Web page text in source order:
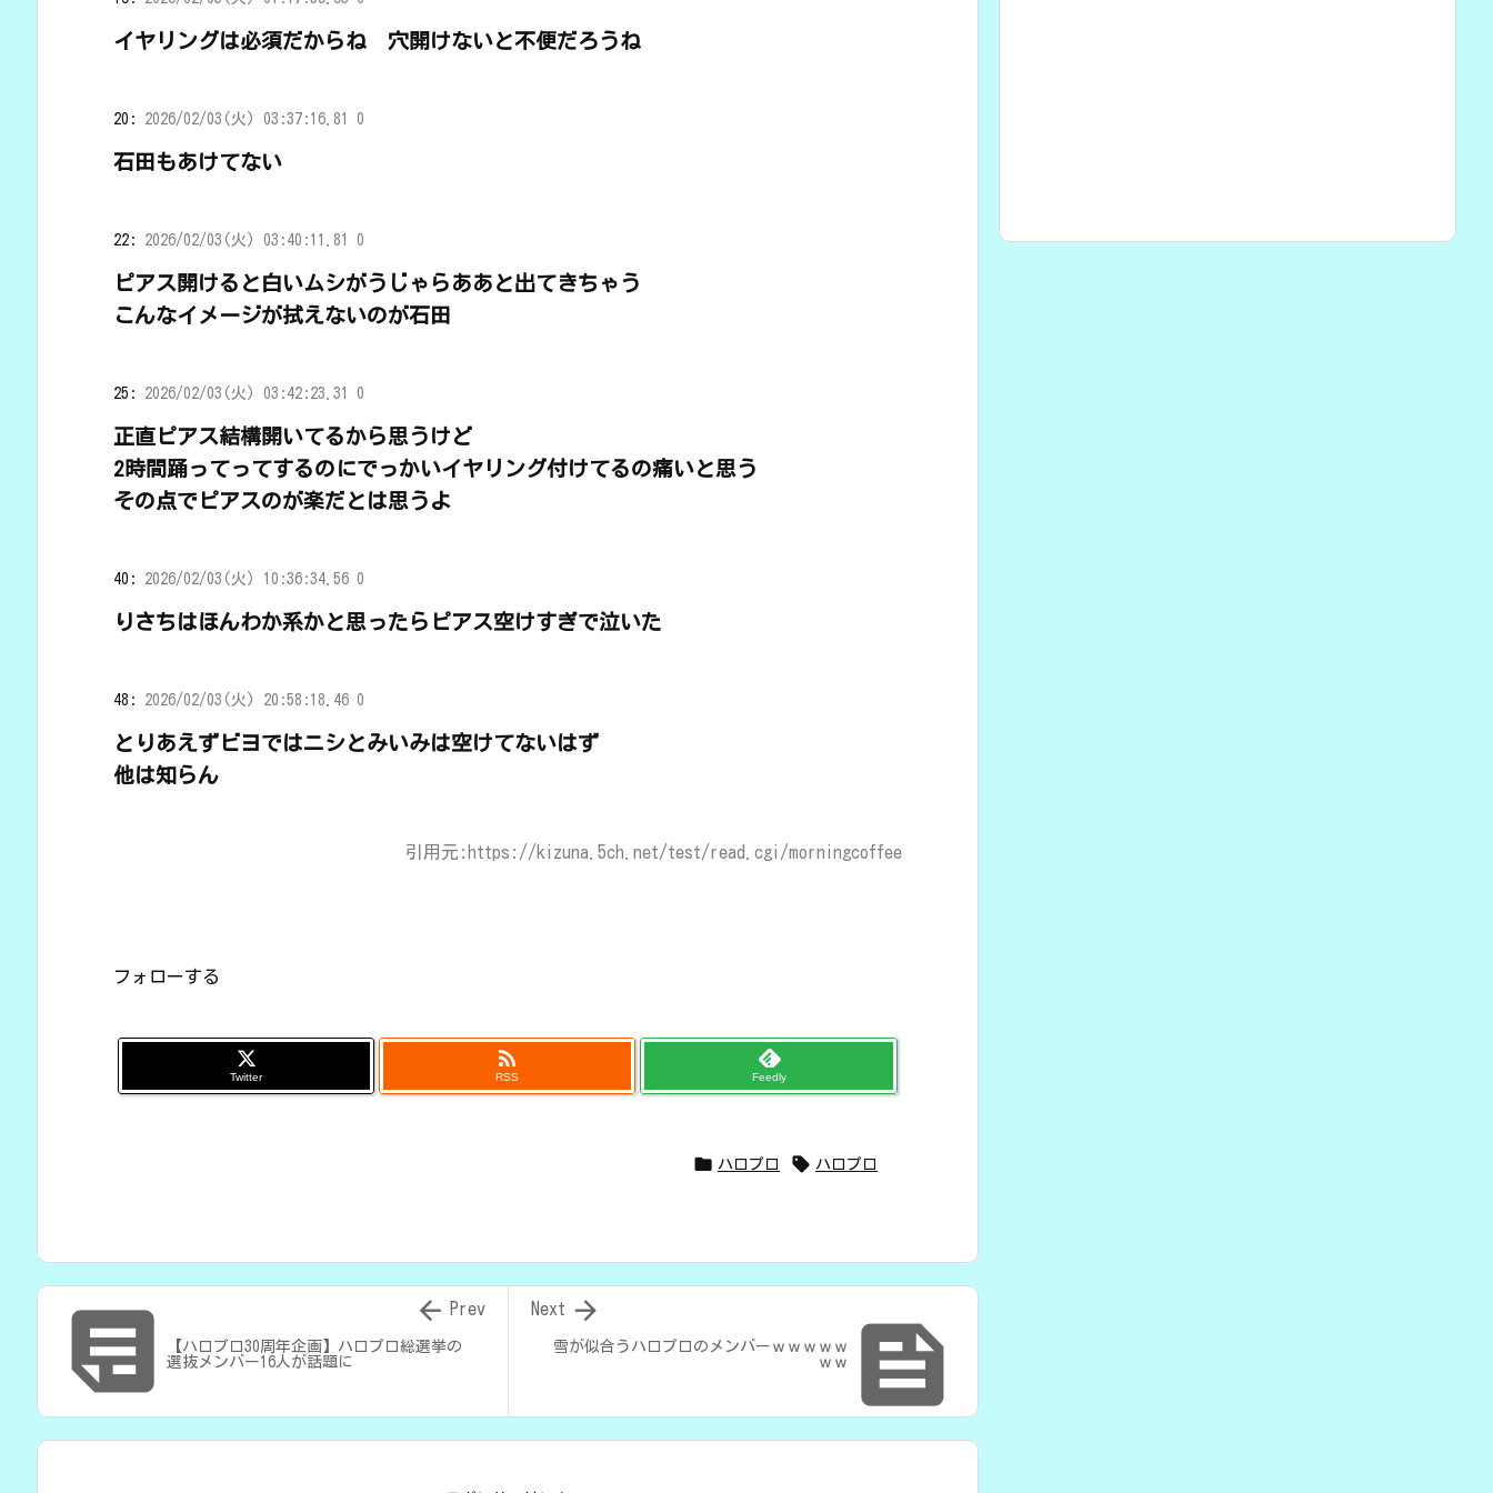
イヤリングは必須だからね 穴開けないと不便だろうね
20: 2026/02/03(火) 03:37:16.81 0
石田もあけてない
22: 2026/02/03(火) 03:40:11.81 0
ピアス開けると白いムシがうじゃらああと出てきちゃう
こんなイメージが拭えないのが石田
25: 2026/02/03(火) 03:42:23.31 0
正直ピアス結構開いてるから思うけど
2時間踊ってってするのにでっかいイヤリング付けてるの痛いと思う
その点でピアスのが楽だとは思うよ
40: 2026/02/03(火) 10:36:34.56 0
りさちはほんわか系かと思ったらピアス空けすぎで泣いた
48: 2026/02/03(火) 20:58:18.46 0
とりあえずビヨではニシとみいみは空けてないはず
他は知らん
引用元:https://kizuna.5ch.net/test/read.cgi/morningcoffee
フォローする
Twitter

RSS Feedly
 ハロプロ  ハロプロ

雪が似合うハロプロのメンバーｗｗｗｗｗ
ｗｗ

Next
 【ハロプロ30周年企画】ハロプロ総選挙の
選抜メンバー16人が話題に
 Prev